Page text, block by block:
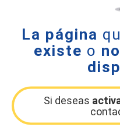
La página
existe o
Si deseas